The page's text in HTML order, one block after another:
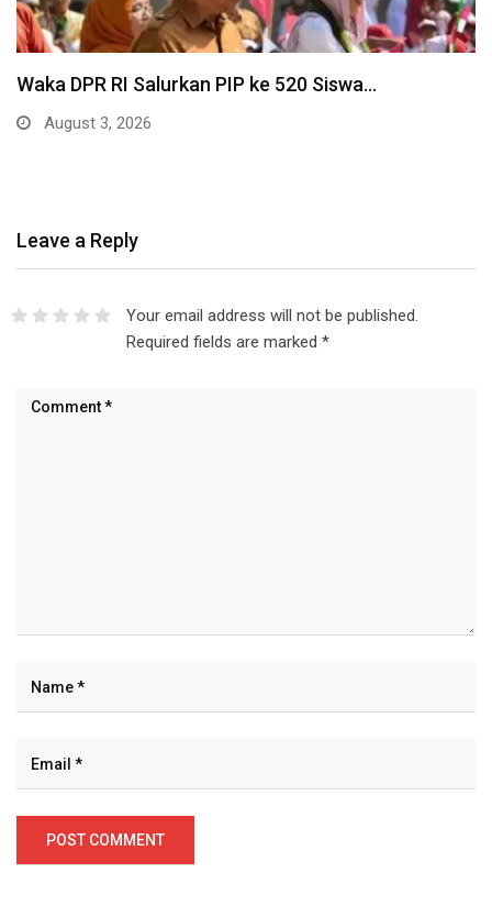
Waka DPR RI Salurkan PIP ke 520 Siswa…
August 3, 2026
Leave a Reply
Your email address will not be published.
Required fields are marked *